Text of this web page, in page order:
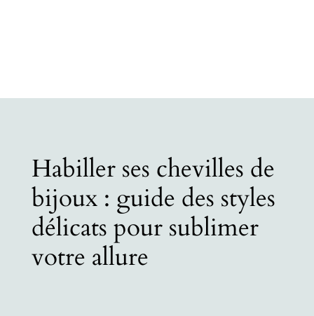
Habiller ses chevilles de
bijoux : guide des styles
délicats pour sublimer
votre allure